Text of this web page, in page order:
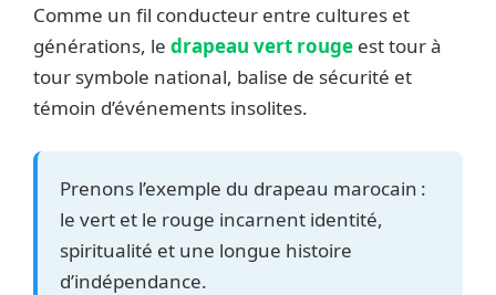
Comme un fil conducteur entre cultures et
générations, le drapeau vert rouge est tour à
tour symbole national, balise de sécurité et
témoin d’événements insolites.
Prenons l’exemple du drapeau marocain :
le vert et le rouge incarnent identité,
spiritualité et une longue histoire
d’indépendance.